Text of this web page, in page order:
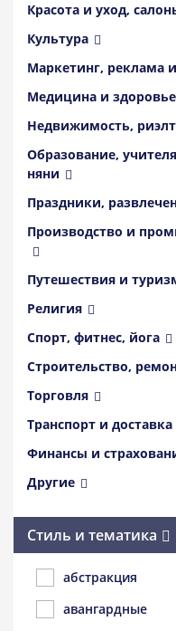
Красота и уход,
Культура
Маркетинг, реклама
Медицина и
Недвижимость,
Образование,
няни
Праздники,
Производство и
Путешествия и
Религия
Спорт, фитнес, йога
Строительство,
Торговля
Транспорт и доставка
Финансы и
Другие
Стиль и тематика
абстракция
авангардные